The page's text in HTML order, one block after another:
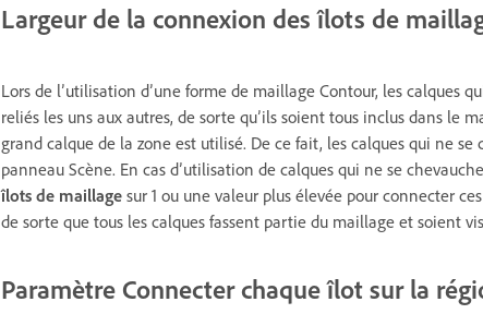
Largeur de la connexion des îlots de
Lors de l’utilisation d’une forme de maillage Contour, les calques
reliés les uns aux autres, de sorte qu’ils soient tous inclus dans le
grand calque de la zone est utilisé. De ce fait, les calques qui ne
panneau Scène. En cas d’utilisation de calques qui ne se
îlots de maillage sur 1 ou une valeur plus élevée pour connecter
de sorte que tous les calques fassent partie du maillage et soient
Paramètre Connecter chaque îlot sur la